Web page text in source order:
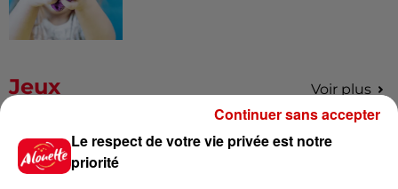
Jeux Voir plus
Gagnez vos places pour
l'événement Ride the Show à
Le respect de votre vie privée est notre
priorité
Continuer sans accepter